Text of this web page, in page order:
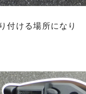
付ける場所になり